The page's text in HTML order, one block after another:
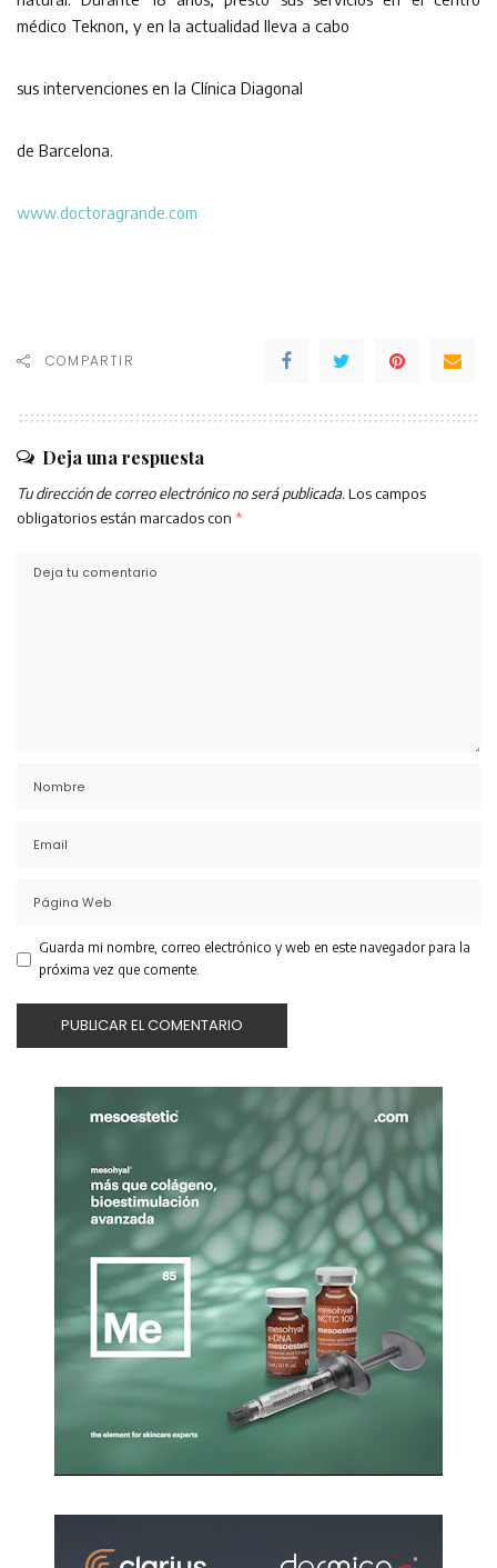
médico Teknon, y en la actualidad lleva a cabo
sus intervenciones en la Clínica Diagonal
de Barcelona.
www.doctoragrande.com
COMPARTIR
Deja una respuesta
Tu dirección de correo electrónico no será publicada. Los campos
obligatorios están marcados con *
Guarda mi nombre, correo electrónico y web en este navegador para la
próxima vez que comente.